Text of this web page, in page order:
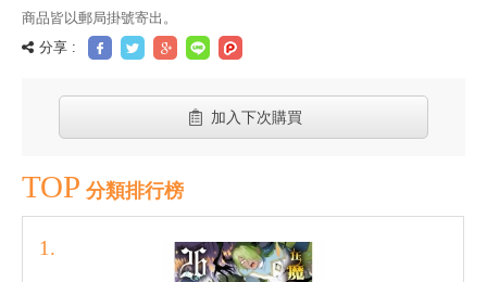
商品皆以郵局掛號寄出。
分享 :
加入下次購買
TOP 分類排行榜